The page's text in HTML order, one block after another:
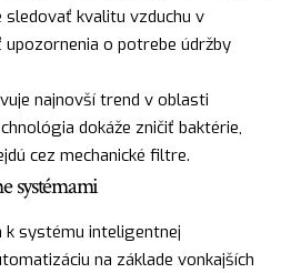
kvalitu vzduchu v
o potrebe údržby
najnovší trend v oblasti
dokáže zničiť baktérie,
cez mechanické filtre.
systémami
systému inteligentnej
na základe vonkajších